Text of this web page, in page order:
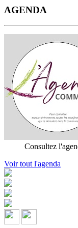
AGENDA
Consultez
Voir tout l'agenda